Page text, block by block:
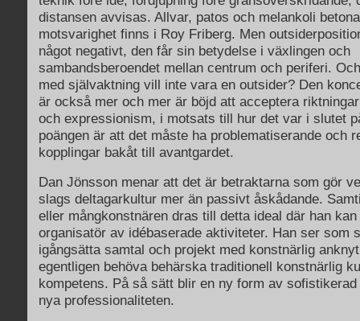
distansen avvisas. Allvar, patos och melankoli
motsvarighet finns i Roy Friberg. Men
något negativt, den får sin betydelse i växlingen och
sambandsberoendet mellan centrum och periferi.
med självaktning vill inte vara en outsider? Den
är också mer och mer är böjd att acceptera
och expressionism, i motsats till hur det var i slutet
poängen är att det måste ha problematiserande och
kopplingar bakåt till avantgardet.
Dan Jönsson menar att det är betraktarna som gör
slags deltagarkultur mer än passivt åskådande.
eller mångkonstnären dras till detta ideal där han
organisatör av idébaserade aktiviteter. Han ser som
igångsätta samtal och projekt med konstnärlig
egentligen behöva behärska traditionell konstnärlig
kompetens. På så sätt blir en ny form av
nya professionaliteten.